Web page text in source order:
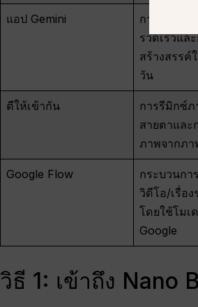
แอป Gemini
การสร้างภา
รวดเร็วแล
สร้างสรรค์
วัน
ตีให้เข้ากัน
การรีมิกซ์ภ
สายตาและ
ภาพจากภา
Google Flow
กระบวนกา
วิดีโอ/เรื่อง
โดยใช้โมเ
Google
วิธี 1: เข้าถึง Nano